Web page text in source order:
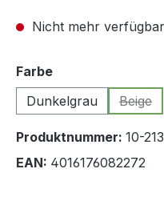
Nicht mehr verfügbar
Farbeauswählen
Dunkelgrau
Beige
Produktnummer: 10-
EAN: 4016176082272